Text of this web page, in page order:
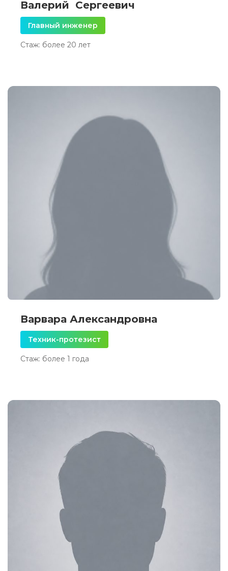
Валерий Сергеевич
Главный инженер
Стаж: более 20 лет
Варвара Александровна
Техник-протезист
Стаж: более 1 года